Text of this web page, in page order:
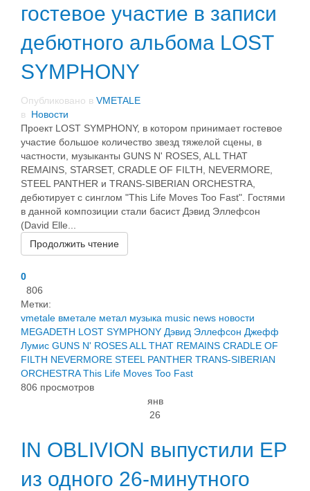
гостевое участие в записи
дебютного альбома LOST
SYMPHONY
Опубликовано в VMETALE
в Новости
Проект LOST SYMPHONY, в котором принимает гостевое
участие большое количество звезд тяжелой сцены, в
частности, музыканты GUNS N' ROSES, ALL THAT
REMAINS, STARSET, CRADLE OF FILTH, NEVERMORE,
STEEL PANTHER и TRANS-SIBERIAN ORCHESTRA,
дебютирует с синглом "This Life Moves Too Fast". Гостями
в данной композиции стали басист Дэвид Эллефсон
(David Elle...
Продолжить чтение
0
806
Метки:
vmetale вметале метал музыка music news новости
MEGADETH LOST SYMPHONY Дэвид Эллефсон Джефф
Лумис GUNS N' ROSESALL THAT REMAINS CRADLE OF
FILTH NEVERMORE STEEL PANTHER TRANS-SIBERIAN
ORCHESTRA This Life Moves Too Fast
806 просмотров
янв
26
IN OBLIVION выпустили EP
из одного 26-минутного